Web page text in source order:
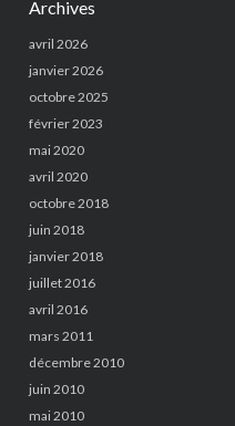
Archives
avril 2026
janvier 2026
octobre 2025
février 2023
mai 2020
avril 2020
octobre 2018
juin 2018
janvier 2018
juillet 2016
avril 2016
mars 2011
décembre 2010
juin 2010
mai 2010